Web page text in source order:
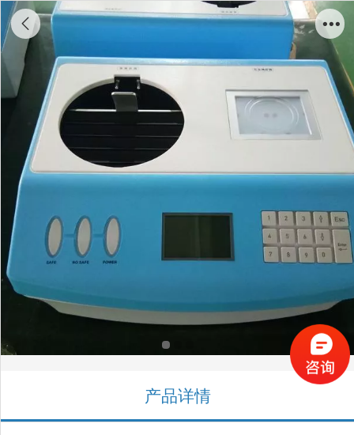
ZA600台式液体安检仪
产品详情